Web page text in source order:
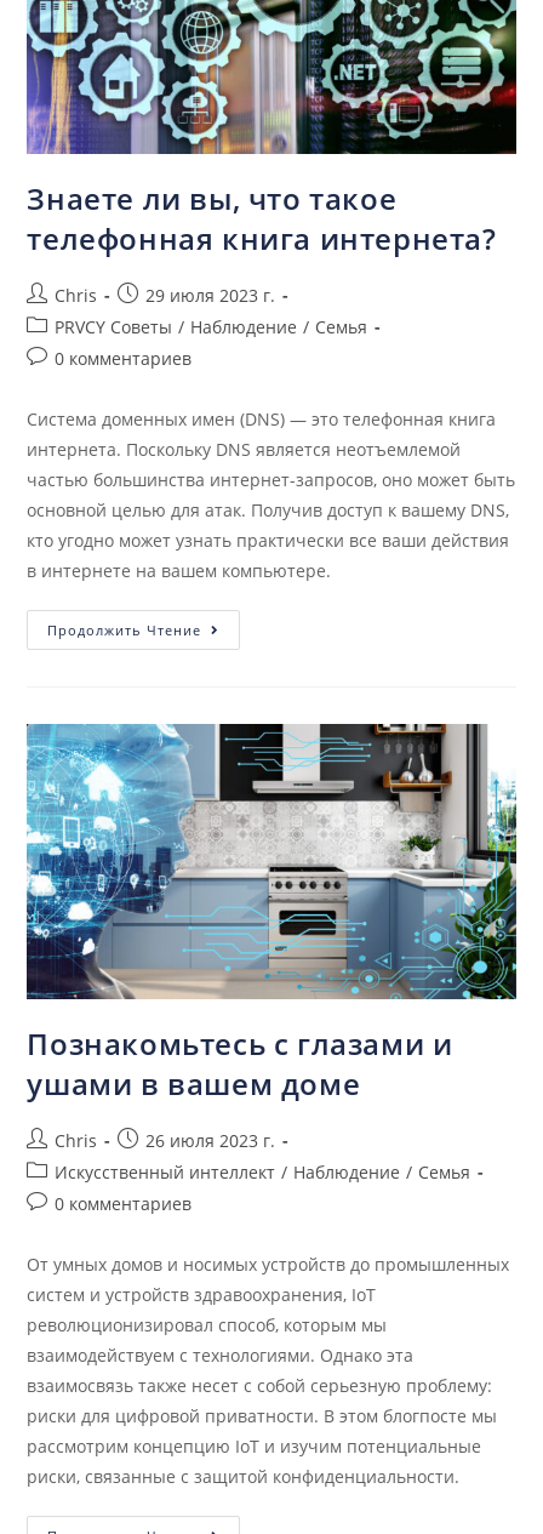
Знаете ли вы, что такое
телефонная книга интернета?
Chris
29 июля 2023 г.
PRVCY Советы / Наблюдение / Семья
0 комментариев
Система доменных имен (DNS) — это телефонная книга
интернета. Поскольку DNS является неотъемлемой
частью большинства интернет-запросов, оно может быть
основной целью для атак. Получив доступ к вашему DNS,
кто угодно может узнать практически все ваши действия
в интернете на вашем компьютере.
Продолжить Чтение
Познакомьтесь с глазами и
ушами в вашем доме
Chris
26 июля 2023 г.
Искусственный интеллект / Наблюдение / Семья
0 комментариев
От умных домов и носимых устройств до промышленных
систем и устройств здравоохранения, IoT
революционизировал способ, которым мы
взаимодействуем с технологиями. Однако эта
взаимосвязь также несет с собой серьезную проблему:
риски для цифровой приватности. В этом блогпосте мы
рассмотрим концепцию IoT и изучим потенциальные
риски, связанные с защитой конфиденциальности.